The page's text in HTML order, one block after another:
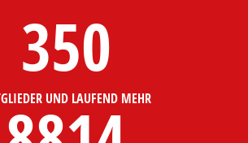
350
UND LAUFEND MEHR